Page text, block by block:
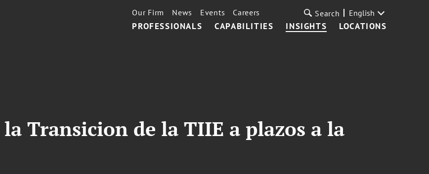
PROFESSIONALS CAPABILITIES INSIGHTS LOCATIONS
Our Firm News Events Careers Search English
Transicion de la TIIE a plazos a la